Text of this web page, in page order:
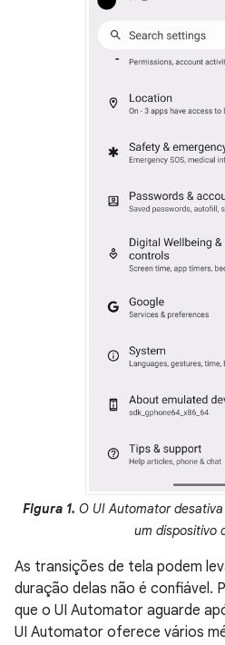
Figura 1. O UI Automator
um dispositivo
As transições de tela podem
duração delas não é confiável.
que o UI Automator aguarde
UI Automator oferece vários